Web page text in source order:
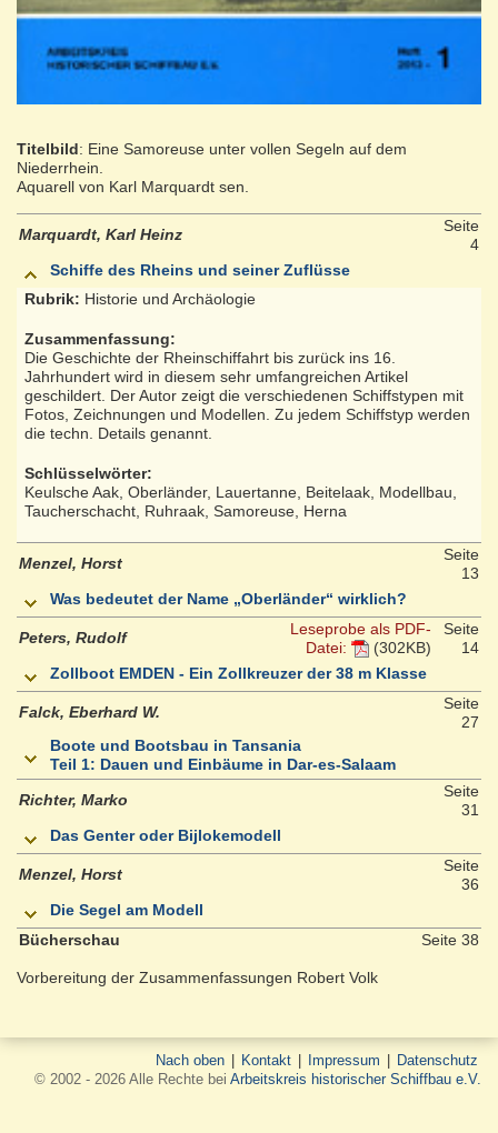
Titelbild: Eine Samoreuse unter vollen Segeln auf dem
Niederrhein.
Aquarell von Karl Marquardt sen.
Marquardt, Karl Heinz
Seite
4
Schiffe des Rheins und seiner Zuflüsse
Rubrik: Historie und Archäologie
Zusammenfassung:
Die Geschichte der Rheinschiffahrt bis zurück ins 16.
Jahrhundert wird in diesem sehr umfangreichen Artikel
geschildert. Der Autor zeigt die verschiedenen Schiffstypen mit
Fotos, Zeichnungen und Modellen. Zu jedem Schiffstyp werden
die techn. Details genannt.
Schlüsselwörter:
Keulsche Aak, Oberländer, Lauertanne, Beitelaak, Modellbau,
Taucherschacht, Ruhraak, Samoreuse, Herna
Menzel, Horst
Seite
13
Was bedeutet der Name „Oberländer“ wirklich?
Peters, Rudolf
Leseprobe als PDF-
Datei:
(302KB)
Seite
14
Zollboot EMDEN - Ein Zollkreuzer der 38 m Klasse
Falck, Eberhard W.
Seite
27
Boote und Bootsbau in Tansania
Teil 1: Dauen und Einbäume in Dar-es-Salaam
Richter, Marko
Seite
31
Das Genter oder Bijlokemodell
Menzel, Horst
Seite
36
Die Segel am Modell
Bücherschau
Seite 38
Vorbereitung der Zusammenfassungen Robert Volk
Nach oben | Kontakt | Impressum | Datenschutz
© 2002 - 2026 Alle Rechte bei Arbeitskreis historischer Schiffbau e.V.